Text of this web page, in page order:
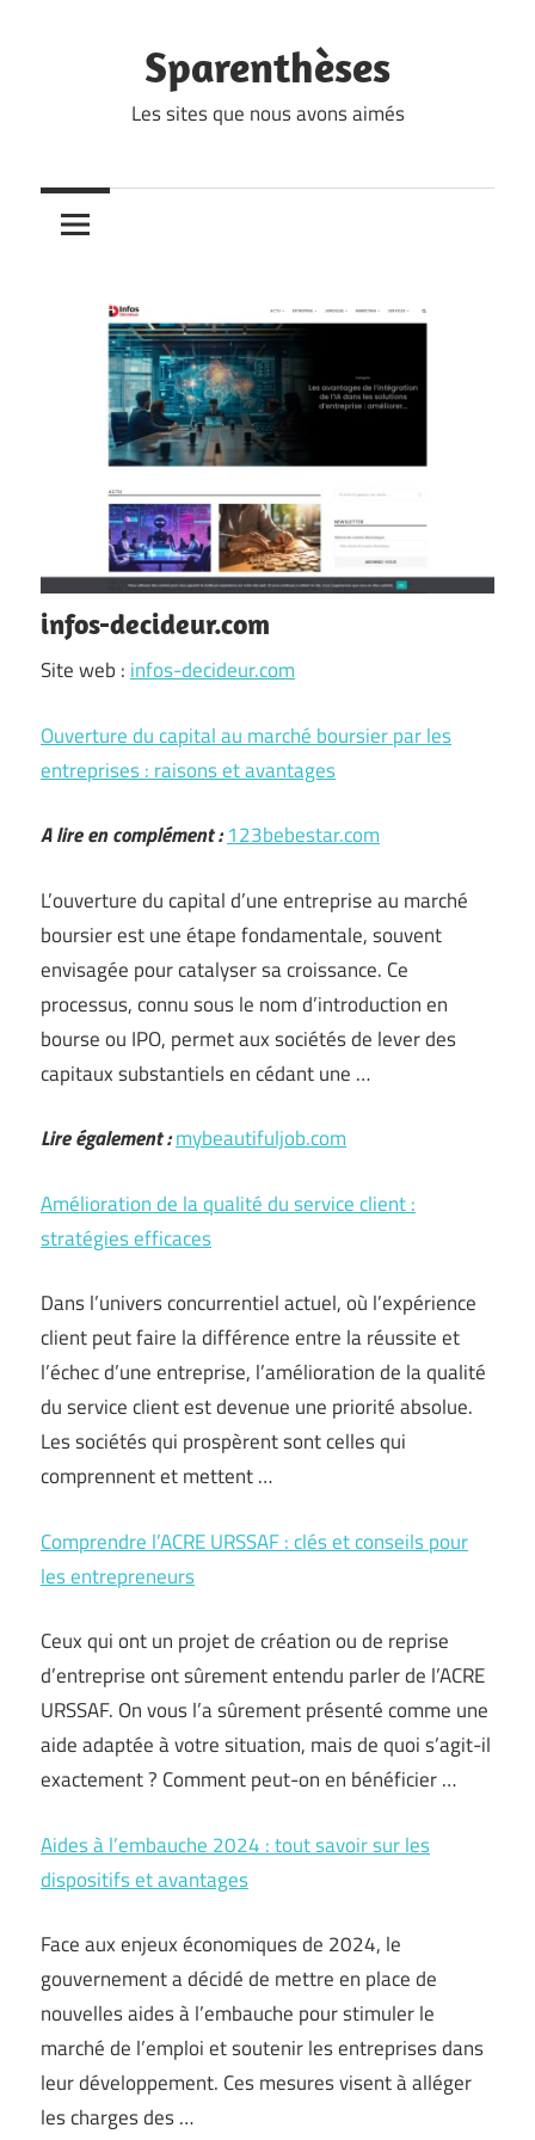
Sparenthèses
Les sites que nous avons aimés
infos-decideur.com
Site web : infos-decideur.com
Ouverture du capital au marché boursier par les
entreprises : raisons et avantages
A lire en complément : 123bebestar.com
L’ouverture du capital d’une entreprise au marché
boursier est une étape fondamentale, souvent
envisagée pour catalyser sa croissance. Ce
processus, connu sous le nom d’introduction en
bourse ou IPO, permet aux sociétés de lever des
capitaux substantiels en cédant une …
Lire également :mybeautifuljob.com
Amélioration de la qualité du service client :
stratégies efficaces
Dans l’univers concurrentiel actuel, où l’expérience
client peut faire la différence entre la réussite et
l’échec d’une entreprise, l’amélioration de la qualité
du service client est devenue une priorité absolue.
Les sociétés qui prospèrent sont celles qui
comprennent et mettent …
Comprendre l’ACRE URSSAF : clés et conseils pour
les entrepreneurs
Ceux qui ont un projet de création ou de reprise
d’entreprise ont sûrement entendu parler de l’ACRE
URSSAF. On vous l’a sûrement présenté comme une
aide adaptée à votre situation, mais de quoi s’agit-il
exactement ? Comment peut-on en bénéficier …
Aides à l’embauche 2024 : tout savoir sur les
dispositifs et avantages
Face aux enjeux économiques de 2024, le
gouvernement a décidé de mettre en place de
nouvelles aides à l’embauche pour stimuler le
marché de l’emploi et soutenir les entreprises dans
leur développement. Ces mesures visent à alléger
les charges des …